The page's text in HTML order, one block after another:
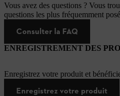
Vous avez des questions ? Vous
questions les plus fréquemment
Consulter la FAQ
ENREGISTREMENT DES
Enregistrez votre produit et
Enregistrez votre produit